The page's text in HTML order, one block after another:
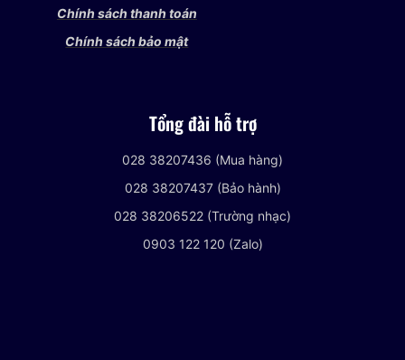
Chính sách thanh toán
Chính sách bảo mật
Tổng đài hỗ trợ
028 38207436 (Mua hàng)
028 38207437 (Bảo hành)
028 38206522 (Trường nhạc)
0903 122 120 (Zalo)